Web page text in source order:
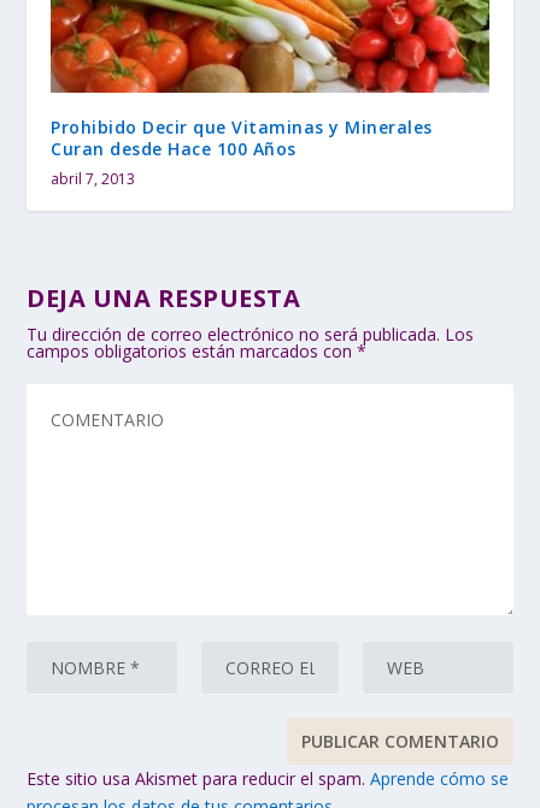
Prohibido Decir que Vitaminas y Minerales
Curan desde Hace 100 Años
abril 7, 2013
DEJA UNA RESPUESTA
Tu dirección de correo electrónico no será publicada. Los
campos obligatorios están marcados con*
Este sitio usa Akismet para reducir el spam.Aprende cómo se